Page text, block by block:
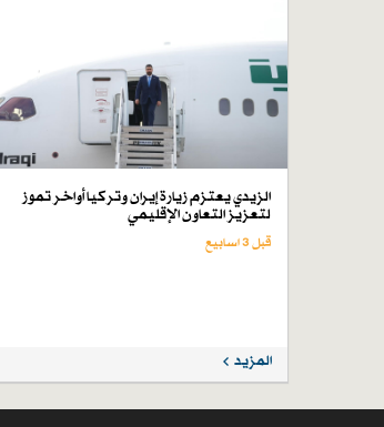
الزيدي يعتزم زيارة إيران وتركيا أواخر تموز
لتعزيز التعاون الإقليمي
قبل 3 اسابیع
المزيد